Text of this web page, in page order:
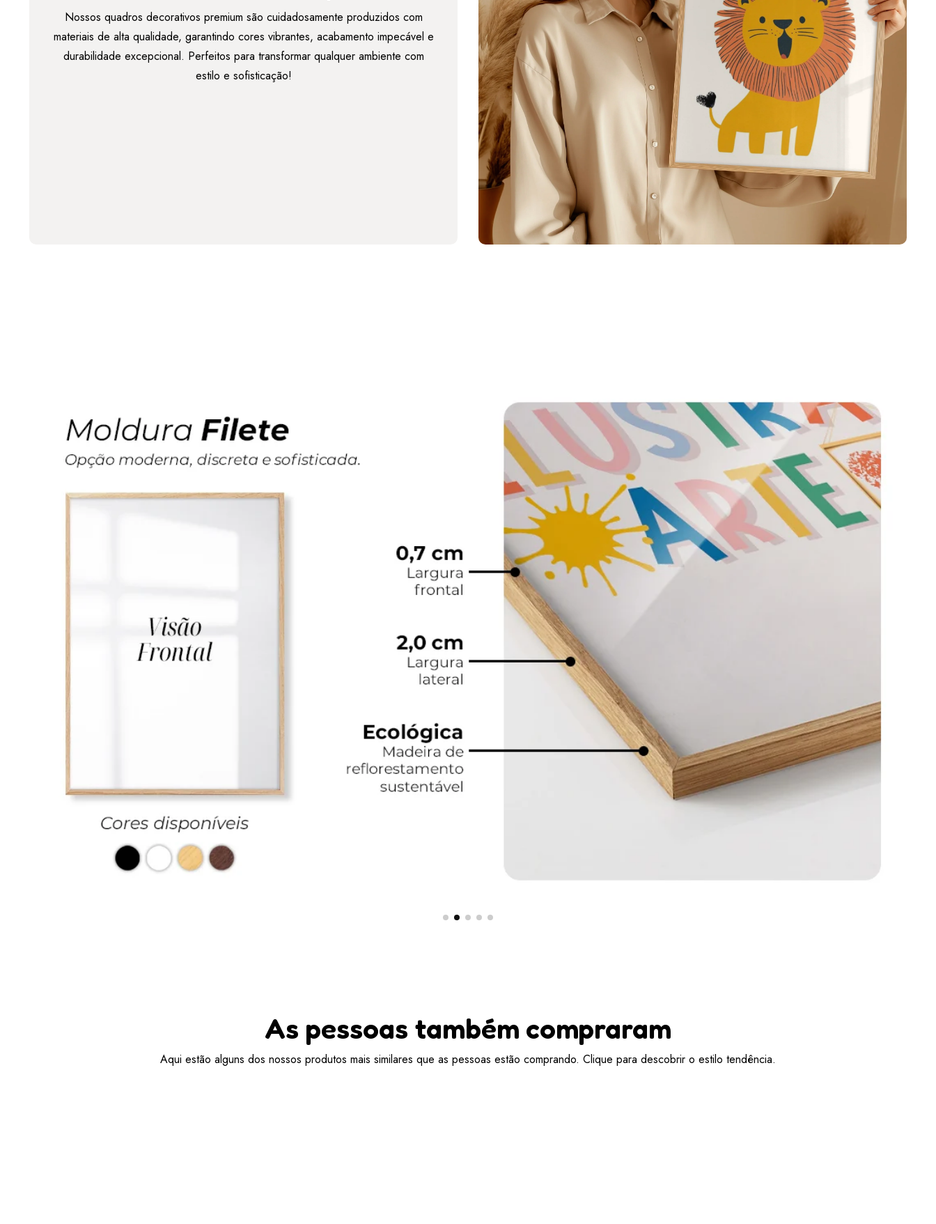
Nossos quadros decorativos premium são cuidadosamente produzidos com
materiais de alta qualidade, garantindo cores vibrantes, acabamento impecável e
durabilidade excepcional. Perfeitos para transformar qualquer ambiente com
estilo e sofisticação!
As pessoas também compraram
Aqui estão alguns dos nossos produtos mais similares que as pessoas estão comprando. Clique para descobrir o estilo tendência.